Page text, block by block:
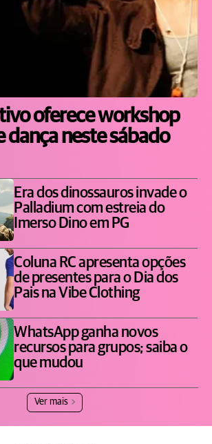
oferece workshop
dança neste sábado
Era dos dinossauros invade o
Palladium com estreia do
Imerso Dino em PG
Coluna RC apresenta opções
de presentes para o Dia dos
Pais na Vibe Clothing
WhatsApp ganha novos
recursos para grupos; saiba o
que mudou
Ver mais